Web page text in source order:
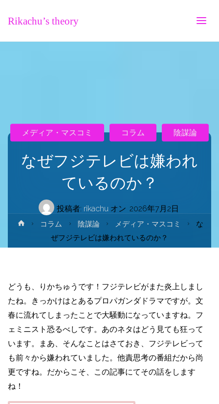
Rikachu’s theory
なぜフジテレビは嫌われ
ているのか？
投稿者: rikachu オン 2026年7月2日
メディア・マスコミ コラム 陰謀論
ホ
ム
コラム 陰謀論 メディア・マスコミ
な
ぜフジテレビは嫌われているのか？
どうも、りかちゅうです！フジテレビがまた炎上しまし
たね。きっかけはとあるプロパガンダドラマですが。文
春に流れてしまったことで大騒動になっていますね。フ
ェミニスト恐るべしです。あのネタはどう見ても狂って
います。まあ、そんなことはさておき、フジテレビって
も前々から嫌われていました。他責思考の番組だから尚
更ですね。だからこそ、この記事にてその話をします
ね！